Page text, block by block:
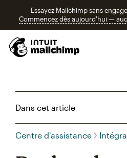
Essayez Mailchimp sans
Commencez dès aujourd'hui —
Dans cet article
Centre d'assistance